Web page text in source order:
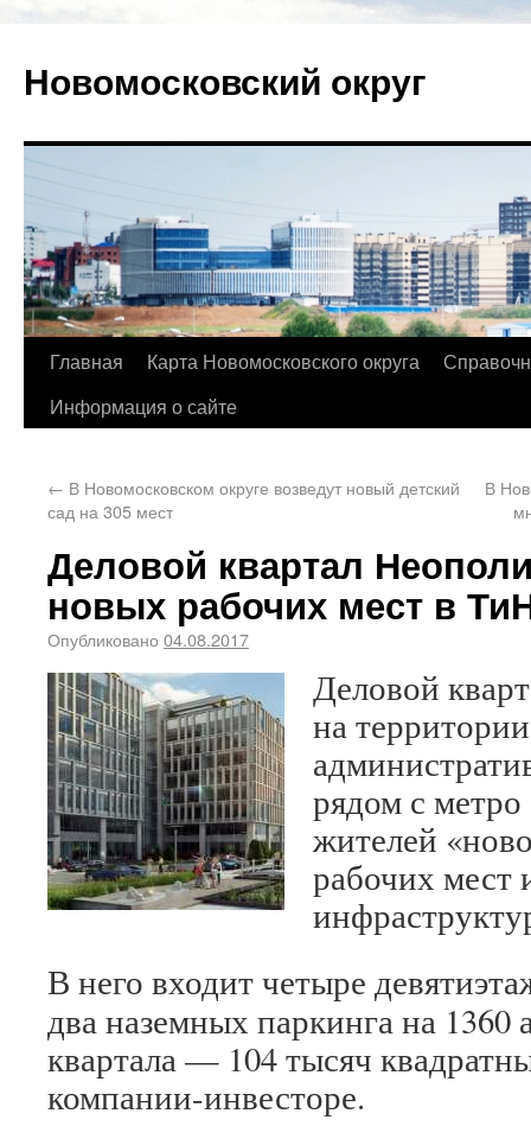
Новомосковский округ
Главная Карта Новомосковского округа
Информация о сайте
← В Новомосковском округе возведут новый детский
сад на 305 мест
В
Деловой квартал
новых рабочих мест в
Опубликовано 04.08.2017
Деловой
на
рядом с
жителей
рабочих мест
В него входит четыре
два наземных паркинга на
квартала — 104 тысяч
компании-инвесторе.